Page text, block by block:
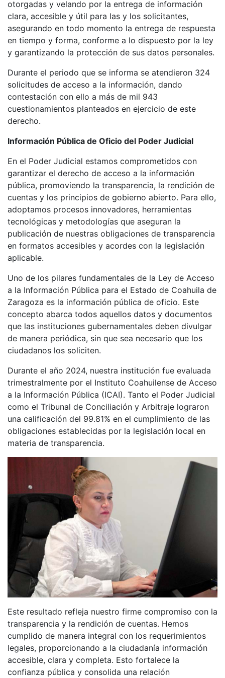
otorgadas y velando por la entrega de información
clara, accesible y útil para las y los solicitantes,
asegurando en todo momento la entrega de respuesta
en tiempo y forma, conforme a lo dispuesto por la ley
y garantizando la protección de sus datos personales.
Durante el periodo que se informa se atendieron 324
solicitudes de acceso a la información, dando
contestación con ello a más de mil 943
cuestionamientos planteados en ejercicio de este
derecho.
Información Pública de Oficio del Poder Judicial
En el Poder Judicial estamos comprometidos con
garantizar el derecho de acceso a la información
pública, promoviendo la transparencia, la rendición de
cuentas y los principios de gobierno abierto. Para ello,
adoptamos procesos innovadores, herramientas
tecnológicas y metodologías que aseguran la
publicación de nuestras obligaciones de transparencia
en formatos accesibles y acordes con la legislación
aplicable.
Uno de los pilares fundamentales de la Ley de Acceso
a la Información Pública para el Estado de Coahuila de
Zaragoza es la información pública de oficio. Este
concepto abarca todos aquellos datos y documentos
que las instituciones gubernamentales deben divulgar
de manera periódica, sin que sea necesario que los
ciudadanos los soliciten.
Durante el año 2024, nuestra institución fue evaluada
trimestralmente por el Instituto Coahuilense de Acceso
a la Información Pública (ICAI). Tanto el Poder Judicial
como el Tribunal de Conciliación y Arbitraje lograron
una calificación del 99.81% en el cumplimiento de las
obligaciones establecidas por la legislación local en
materia de transparencia.
Este resultado refleja nuestro firme compromiso con la
transparencia y la rendición de cuentas. Hemos
cumplido de manera integral con los requerimientos
legales, proporcionando a la ciudadanía información
accesible, clara y completa. Esto fortalece la
confianza pública y consolida una relación